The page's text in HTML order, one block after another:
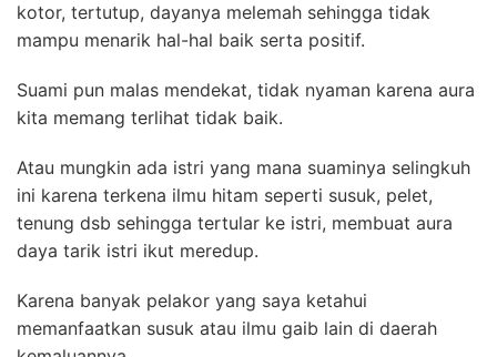
kotor, tertutup, dayanya melemah sehingga tidak
mampu menarik hal-hal baik serta positif.
Suami pun malas mendekat, tidak nyaman karena aura
kita memang terlihat tidak baik.
Atau mungkin ada istri yang mana suaminya selingkuh
ini karena terkena ilmu hitam seperti susuk, pelet,
tenung dsb sehingga tertular ke istri, membuat aura
daya tarik istri ikut meredup.
Karena banyak pelakor yang saya ketahui
memanfaatkan susuk atau ilmu gaib lain di daerah